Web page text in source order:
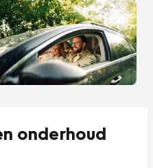
onderhoud